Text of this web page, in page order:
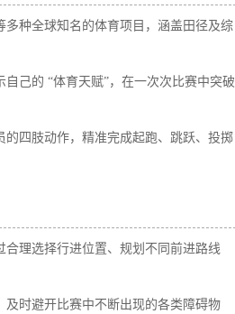
种全球知名的体育项目，涵盖田径及综
己的 “体育天赋”，在一次次比赛中突破
四肢动作，精准完成起跑、跳跃、投掷
理选择行进位置、规划不同前进路线
时避开比赛中不断出现的各类障碍物